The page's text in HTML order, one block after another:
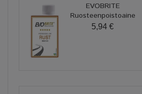
EVOBRITE
Ruosteenpoistoaine
5,94 €